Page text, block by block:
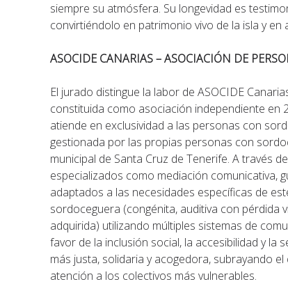
siempre su atmósfera. Su longevidad es
convirtiéndolo en patrimonio vivo de la isla y
ASOCIDE CANARIAS – ASOCIACIÓN DE
El jurado distingue la labor de ASOCIDE
constituida como asociación independiente en
atiende en exclusividad a las personas con
gestionada por las propias personas con
municipal de Santa Cruz de Tenerife. A través
especializados como mediación comunicativa,
adaptados a las necesidades específicas de
sordoceguera (congénita, auditiva con pérdida
adquirida) utilizando múltiples sistemas de
favor de la inclusión social, la accesibilidad y la
más justa, solidaria y acogedora, subrayando
atención a los colectivos más vulnerables.